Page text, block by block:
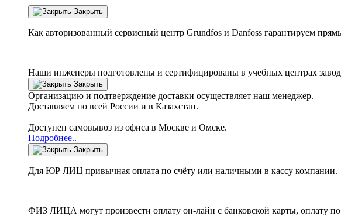
Закрыть
Как авторизованный сервисный центр Grundfos и Danfoss гарантируем
Наши инженеры подготовлены и сертифицированы в учебных центрах
Закрыть
Организацию и подтверждение доставки осуществляет наш менеджер.
Доставляем по всей России и в Казахстан.
Доступен самовывоз из офиса в Москве и Омске.
Подробнее..
Закрыть
Для ЮР ЛИЦ привычная оплата по счёту или наличными в кассу компании.
ФИЗ ЛИЦА могут произвести оплату он-лайн с банковской карты, оплату